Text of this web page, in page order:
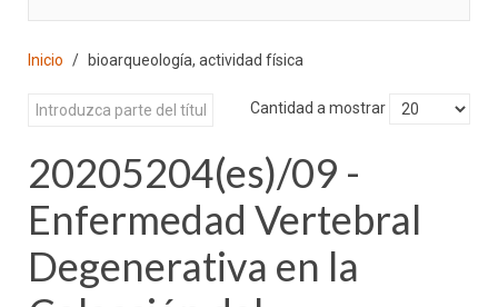
Inicio bioarqueología, actividad física
Cantidad a mostrar
20205204(es)/09 -
Enfermedad Vertebral
Degenerativa en la